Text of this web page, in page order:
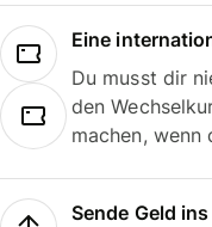
Eine
Du musst dir
den
machen, wenn
Sende Geld